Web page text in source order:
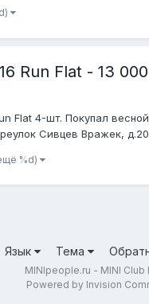
Run Flat - 13
Flat 4-шт. Покупал
Сивцев Вражек,
%d)
Язык Тема
MINIpeople.ru - MINI Club
Powered by Invision